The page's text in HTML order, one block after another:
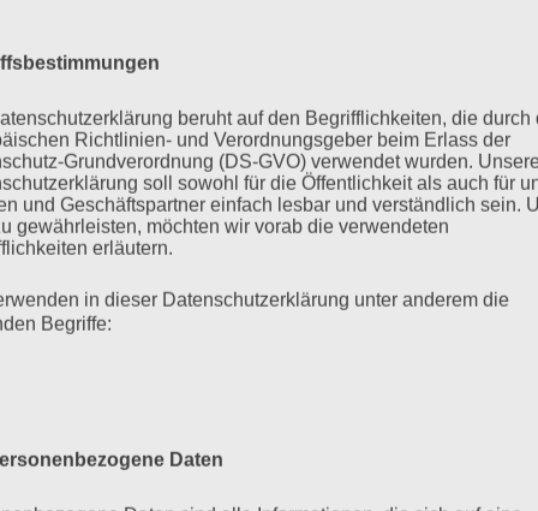
Begriff
ntv
Wenn Plagiatsjäger nerven und trotzdem Gutes
FAZ
Interview
: „Setzt Russland Atomwaffen ein, verliert es
„Die demokratische Tradition der Paulskirche
Rundschau
beruht auf den Begrifflichkeiten, die durch
Richtlinien- und Verordnungsgeber beim Erlass der
Grundverordnung (DS-GVO) verwendet wurden. Unsere
soll sowohl für die Öffentlichkeit als auch für
und Geschäftspartner einfach lesbar und verständlich sein.
gewährleisten, möchten wir vorab die verwendeten
erläutern.
in dieser Datenschutzerklärung unter anderem die
Begriffe:
Daten